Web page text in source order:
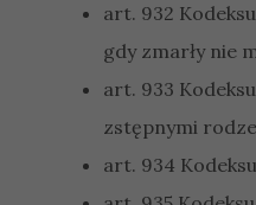
art. 932
gdy zmarły nie
art. 933
zstępnymi
art. 934